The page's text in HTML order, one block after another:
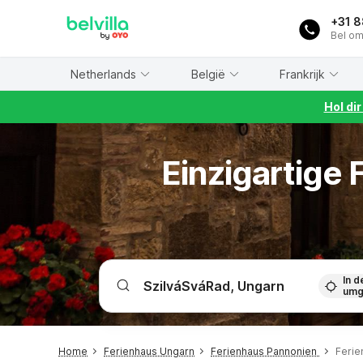
+31
Bel
Netherlands België Frankrijk
Hol
Einzigartige
In
Home Ferienhaus Ungarn Ferienhaus Pannonien